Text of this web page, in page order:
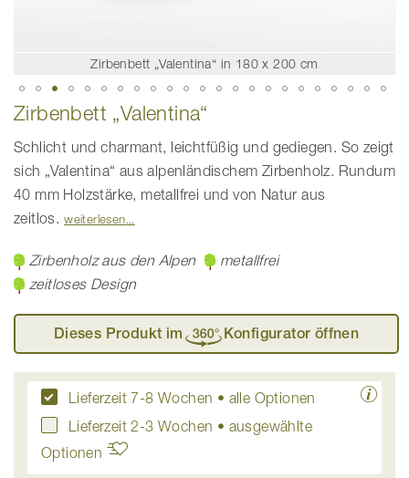
Zirbenbett „Valentina“ in 180 x 200 cm
Zum
Anfang
Bildgalerie
Zirbenbett „Valentina“
Schlicht und charmant, leichtfüßig und gediegen. So zeigt
sich „Valentina“ aus alpenländischem Zirbenholz. Rundum
40 mm Holzstärke, metallfrei und von Natur aus
zeitlos. weiterlesen
Zirbenholz aus den Alpen
metallfrei
zeitloses Design
Dieses Produkt im Konfigurator öffnen
Lieferzeit 7-8 Wochen • alle Optionen
Lieferzeit 2-3 Wochen • ausgewählte
Optionen